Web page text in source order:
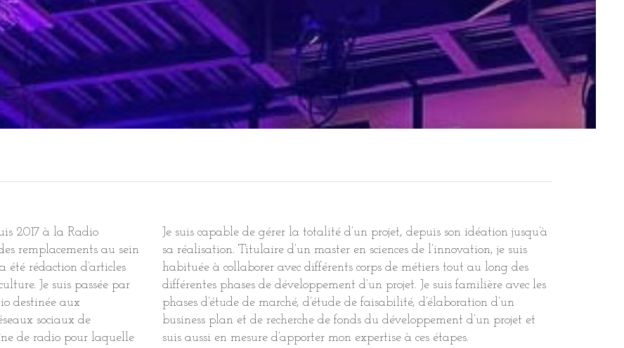
2017 à la Radio
remplacements au sein
été rédaction d’articles
Je suis passée par
destinée aux
sociaux de
de radio pour laquelle
Je suis capable de gérer la totalité d’un projet, depuis son idéation jusqu’à
sa réalisation. Titulaire d’un master en sciences de l’innovation, je suis
habituée à collaborer avec différents corps de métiers tout au long des
différentes phases de développement d’un projet. Je suis familière avec les
phases d’étude de marché, d’étude de faisabilité, d’élaboration d’un
business plan et de recherche de fonds du développement d’un projet et
suis aussi en mesure d’apporter mon expertise à ces étapes.